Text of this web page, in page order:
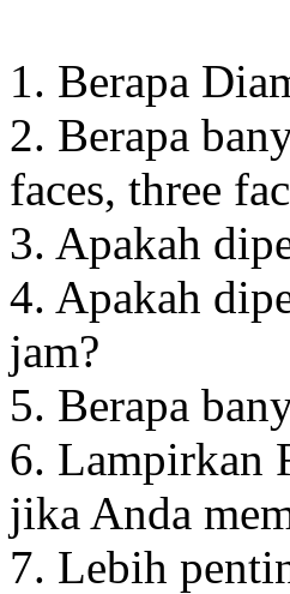
1. Berapa
2. Berapa
faces, three
3. Apakah
4. Apakah
jam?
5. Berapa
6. Lampirkan
jika Anda
7. Lebih